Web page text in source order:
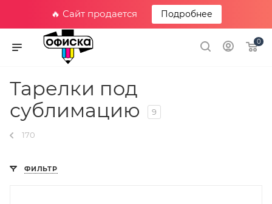
🔥 Сайт продается Подробнее
0
Тарелки под
сублимацию
9
170
ФИЛЬТР